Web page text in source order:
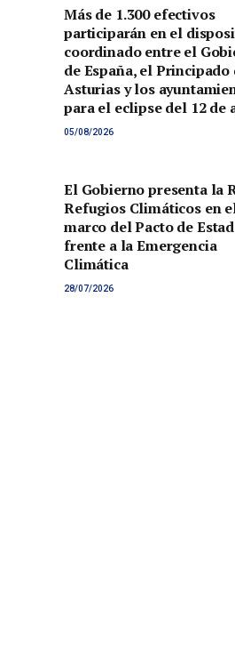
Más de 1.300 efectivos
participarán en el
coordinado entre el
de España, el Principado
Asturias y los
para el eclipse del 12 de
05/08/2026
El Gobierno presenta la
Refugios Climáticos en
marco del Pacto de
frente a la Emergencia
Climática
28/07/2026